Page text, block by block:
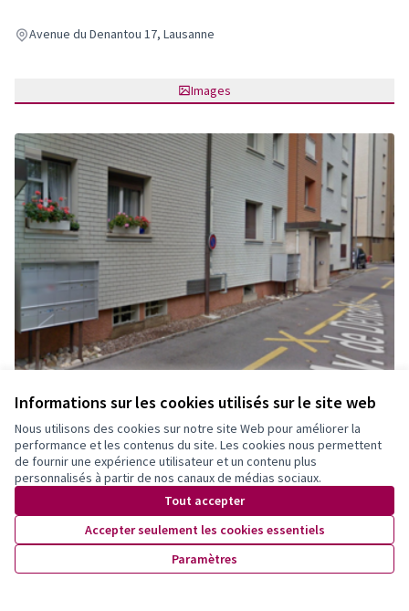
Informations sur les cookies utilisés sur le site web
Nous utilisons des cookies sur notre site Web pour améliorer la
performance et les contenus du site. Les cookies nous permettent
de fournir une expérience utilisateur et un contenu plus
personnalisés à partir de nos canaux de médias sociaux.
Tout accepter
Accepter seulement les cookies essentiels
Paramètres
Avenue du Denantou 17, Lausanne
Images
Commentaire
Modifier